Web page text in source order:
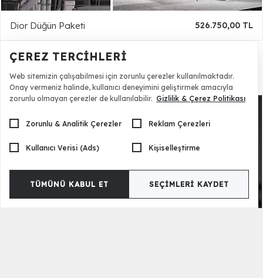
Dior Düğün Paketi 526.750,00 TL
Pakete Dahil Ürünler
ÇEREZ TERCIHLERI
Web sitemizin çalışabilmesi için zorunlu çerezler kullanılmaktadır.
Onay vermeniz halinde, kullanıcı deneyimini geliştirmek amacıyla
zorunlu olmayan çerezler de kullanılabilir. Gizlilik & Çerez Politikası
Zorunlu & Analitik Çerezler Reklam Çerezleri
Kullanıcı Verisi (Ads) Kişiselleştirme
TÜMÜNÜ KABUL ET SEÇIMLERI KAYDET